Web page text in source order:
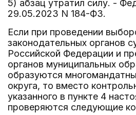
5) абзац утратил силу. -
29.05.2023 N 184-ФЗ.
Если при проведении
законодательных органов
Российской Федерации и
органов муниципальных
образуются
округа, то вместо
указанного в пункте 4
проверяются следующие